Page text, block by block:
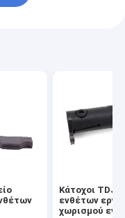
Κάτοχοι TDJ3
ενθέτων
χωρισμού